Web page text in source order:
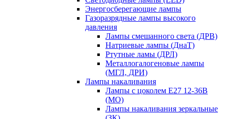
Энергосберегающие лампы
Газоразрядные лампы высокого
давления
Лампы смешанного света (ДРВ)
Натриевые лампы (ДнаТ)
Ртутные ламы (ДРЛ)
Металлогалогеновые лампы
(МГЛ, ДРИ)
Лампы накаливания
Лампы с цоколем Е27 12-36В
(МО)
Лампы накаливания зеркальные